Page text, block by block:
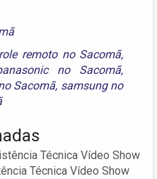
remoto no Sacomã,
no Sacomã,
Sacomã, samsung no
Técnica Vídeo Show
Técnica Vídeo Show